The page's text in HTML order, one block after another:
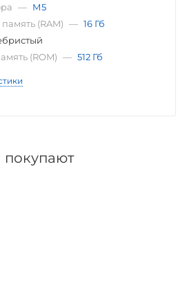
— М5
(RAM) — 16 Гб
(ROM) — 512 Гб
покупают